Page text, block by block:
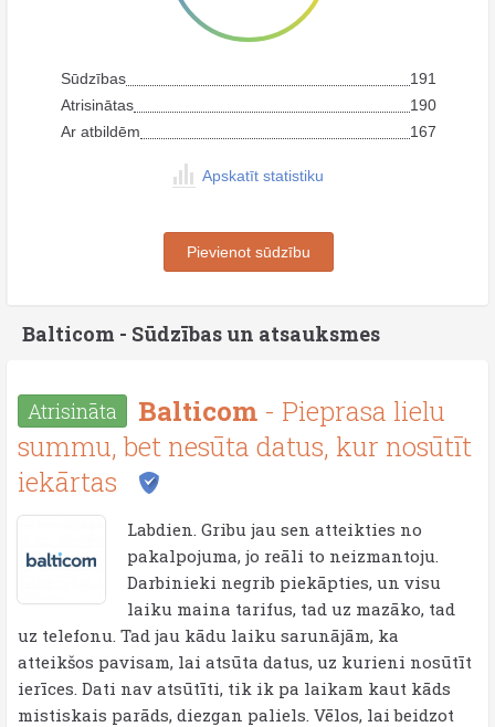
Sūdzības
191
Atrisinātas
190
Ar atbildēm
167
Apskatīt statistiku
Pievienot sūdzību
Balticom - Sūdzības un atsauksmes
Atrisināta Balticom - Pieprasa lielu
summu, bet nesūta datus, kur nosūtīt
iekārtas
Labdien. Gribu jau sen atteikties no
pakalpojuma, jo reāli to neizmantoju.
Darbinieki negrib piekāpties, un visu
laiku maina tarifus, tad uz mazāko, tad
uz telefonu. Tad jau kādu laiku sarunājām, ka
atteikšos pavisam, lai atsūta datus, uz kurieni nosūtīt
ierīces. Dati nav atsūtīti, tik ik pa laikam kaut kāds
mistiskais parāds, diezgan paliels. Vēlos, lai beidzot